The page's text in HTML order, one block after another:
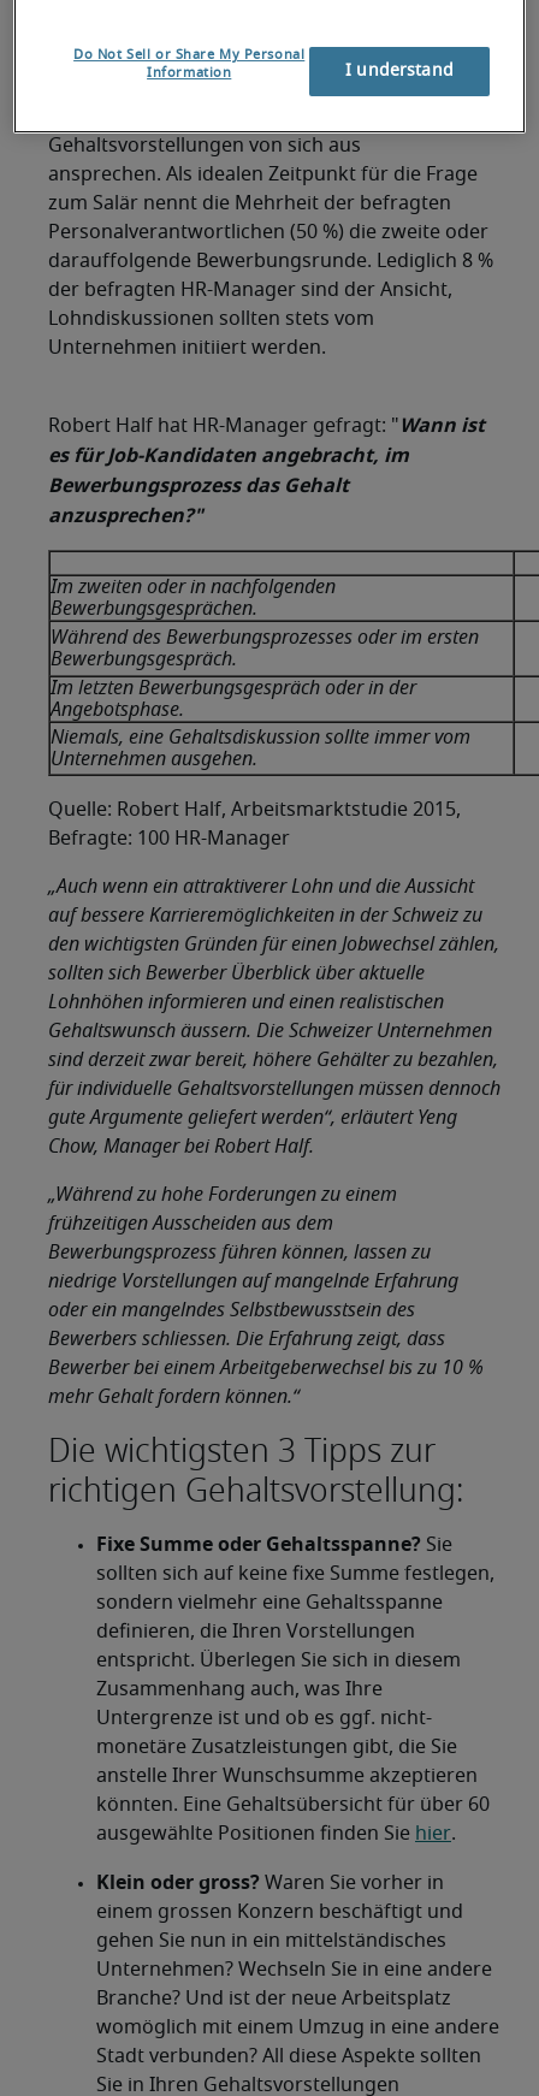
92 % der befragten HR-Manager finden, Job-
Gehaltsvorstellungen von sich aus
ansprechen. Als idealen Zeitpunkt für die Frage
zum Salär nennt die Mehrheit der befragten
Personalverantwortlichen (50 %) die zweite oder
darauffolgende Bewerbungsrunde. Lediglich 8 %
der befragten HR-Manager sind der Ansicht,
Lohndiskussionen sollten stets vom
Unternehmen initiiert werden.
Robert Half hat HR-Manager gefragt: " Wann ist
es für Job-Kandidaten angebracht, im
Bewerbungsprozess das Gehalt
anzusprechen?"
Im zweiten oder in nachfolgenden
Bewerbungsgesprächen.
Während des Bewerbungsprozesses oder im ersten
Bewerbungsgespräch.
Im letzten Bewerbungsgespräch oder in der
Angebotsphase.
Niemals, eine Gehaltsdiskussion sollte immer vom
Unternehmen ausgehen.
Quelle: Robert Half, Arbeitsmarktstudie 2015,
Befragte: 100 HR-Manager
„Auch wenn ein attraktiverer Lohn und die Aussicht
auf bessere Karrieremöglichkeiten in der Schweiz zu
den wichtigsten Gründen für einen Jobwechsel zählen,
sollten sich Bewerber Überblick über aktuelle
Lohnhöhen informieren und einen realistischen
Gehaltswunsch äussern. Die Schweizer Unternehmen
sind derzeit zwar bereit, höhere Gehälter zu bezahlen,
für individuelle Gehaltsvorstellungen müssen dennoch
gute Argumente geliefert werden“, erläutert Yeng
Chow, Manager bei Robert Half.
„Während zu hohe Forderungen zu einem
frühzeitigen Ausscheiden aus dem
Bewerbungsprozess führen können, lassen zu
niedrige Vorstellungen auf mangelnde Erfahrung
oder ein mangelndes Selbstbewusstsein des
Bewerbers schliessen. Die Erfahrung zeigt, dass
Bewerber bei einem Arbeitgeberwechsel bis zu 10 %
mehr Gehalt fordern können.“
Die wichtigsten 3 Tipps zur
richtigen Gehaltsvorstellung:
Fixe Summe oder Gehaltsspanne? Sie
sollten sich auf keine fixe Summe festlegen,
sondern vielmehr eine Gehaltsspanne
definieren, die Ihren Vorstellungen
entspricht. Überlegen Sie sich in diesem
Zusammenhang auch, was Ihre
Untergrenze ist und ob es ggf. nicht-
monetäre Zusatzleistungen gibt, die Sie
anstelle Ihrer Wunschsumme akzeptieren
könnten. Eine Gehaltsübersicht für über 60
ausgewählte Positionen finden Sie hier.
Klein oder gross? Waren Sie vorher in
einem grossen Konzern beschäftigt und
gehen Sie nun in ein mittelständisches
Unternehmen? Wechseln Sie in eine andere
Branche? Und ist der neue Arbeitsplatz
womöglich mit einem Umzug in eine andere
Stadt verbunden? All diese Aspekte sollten
Sie in Ihren Gehaltsvorstellungen
Do Not Sell or Share My Personal
Information
I understand